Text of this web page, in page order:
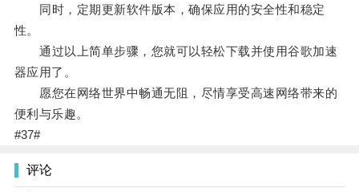
同时，定期更新软件版本，确保应用的安全性和稳定
性。
通过以上简单步骤，您就可以轻松下载并使用谷歌加速
器应用了。
愿您在网络世界中畅通无阻，尽情享受高速网络带来的
便利与乐趣。
#37#
评论